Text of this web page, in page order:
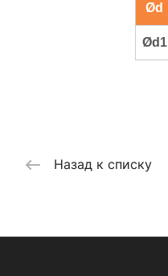
Ød
Ød1
Назад к списку